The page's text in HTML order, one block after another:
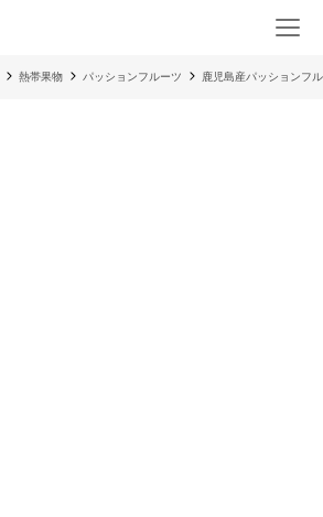
熱帯果物 パッションフルーツ 鹿児島産パッションフ